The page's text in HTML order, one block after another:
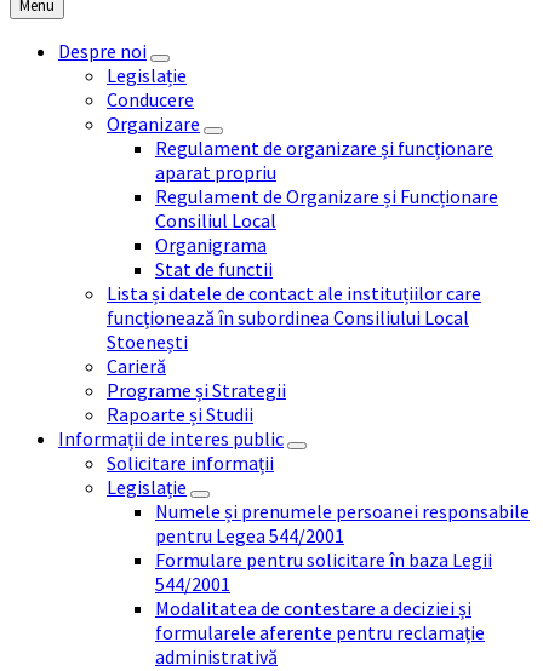
Menu
Despre noi
Legislație
Conducere
Organizare
Regulament de organizare și funcționare
aparat propriu
Regulament de Organizare și Funcționare
Consiliul Local
Organigrama
Stat de functii
Lista și datele de contact ale instituțiilor care
funcționează în subordinea Consiliului Local
Stoenești
Carieră
Programe și Strategii
Rapoarte și Studii
Informații de interes public
Solicitare informații
Legislație
Numele și prenumele persoanei responsabile
pentru Legea 544/2001
Formulare pentru solicitare în baza Legii
544/2001
Modalitatea de contestare a deciziei și
formularele aferente pentru reclamație
administrativă